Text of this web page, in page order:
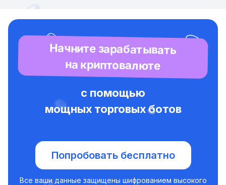
Начните зарабатывать
на криптовалюте
с помощью
мощных торговых ботов
Попробовать бесплатно
Все ваши данные защищены шифрованием высокого